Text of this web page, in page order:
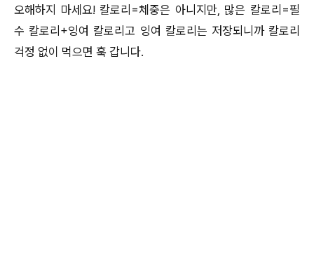
오해하지 마세요! 칼로리=체중은 아니지만, 많은 칼로리=필
수 칼로리+잉여 칼로리고 잉여 칼로리는 저장되니까 칼로리
걱정 없이 먹으면 훅 갑니다.